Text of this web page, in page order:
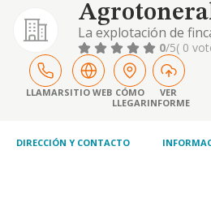
La explotación de
ganaderas, forestales
clase, así como la
comercialización de
y todo tipo de
agroalimentaria, así
0/5( 0
LLAMARSITIO WEB CÓMO
LLEGAR
VER
INFORME
DIRECCIÓN Y CONTACTO